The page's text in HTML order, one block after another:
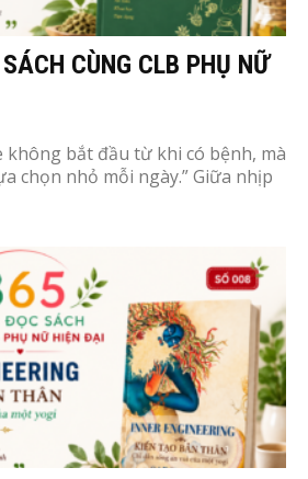
CÙNG CLB PHỤ NỮ
không bắt đầu từ khi có bệnh, mà
chọn nhỏ mỗi ngày.” Giữa nhịp